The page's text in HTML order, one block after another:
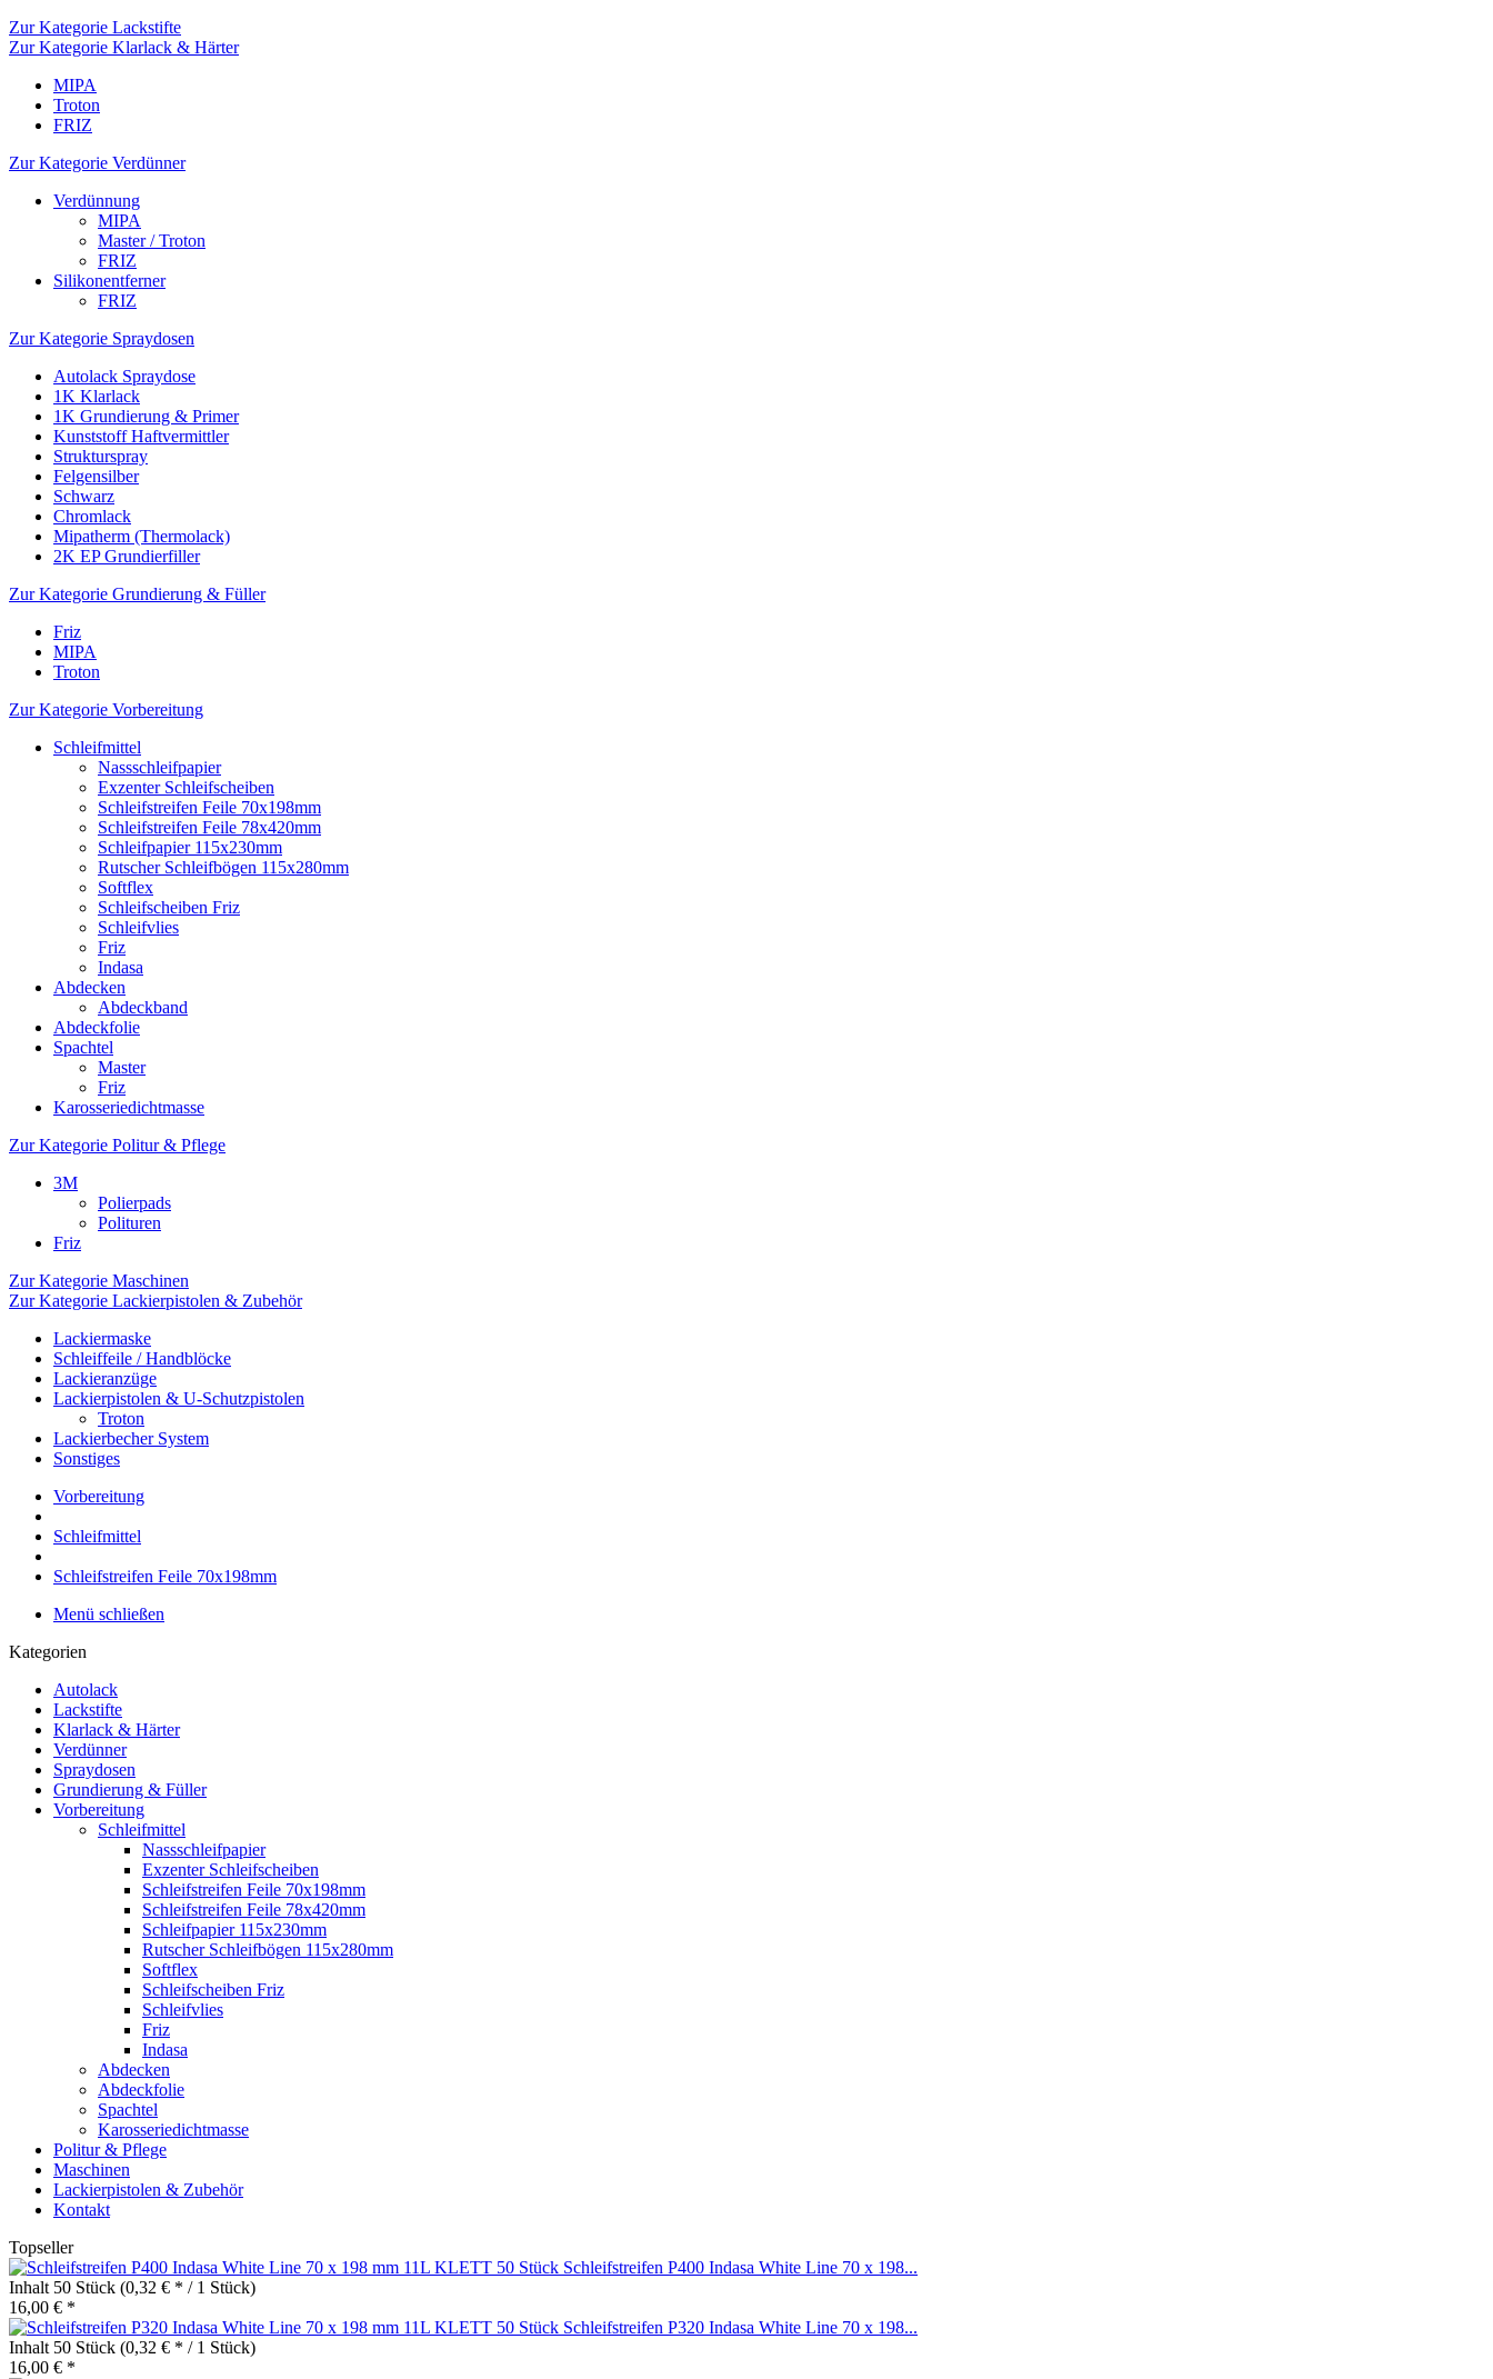
Zur Kategorie Lackstifte
Zur Kategorie Klarlack & Härter
MIPA
Troton
FRIZ
Zur Kategorie Verdünner
Verdünnung
MIPA
Master / Troton
FRIZ
Silikonentferner
FRIZ
Zur Kategorie Spraydosen
Autolack Spraydose
1K Klarlack
1K Grundierung & Primer
Kunststoff Haftvermittler
Strukturspray
Felgensilber
Schwarz
Chromlack
Mipatherm (Thermolack)
2K EP Grundierfiller
Zur Kategorie Grundierung & Füller
Friz
MIPA
Troton
Zur Kategorie Vorbereitung
Schleifmittel
Nassschleifpapier
Exzenter Schleifscheiben
Schleifstreifen Feile 70x198mm
Schleifstreifen Feile 78x420mm
Schleifpapier 115x230mm
Rutscher Schleifbögen 115x280mm
Softflex
Schleifscheiben Friz
Schleifvlies
Friz
Indasa
Abdecken
Abdeckband
Abdeckfolie
Spachtel
Master
Friz
Karosseriedichtmasse
Zur Kategorie Politur & Pflege
3M
Polierpads
Polituren
Friz
Zur Kategorie Maschinen
Zur Kategorie Lackierpistolen & Zubehör
Lackiermaske
Schleiffeile / Handblöcke
Lackieranzüge
Lackierpistolen & U-Schutzpistolen
Troton
Lackierbecher System
Sonstiges
Vorbereitung
Schleifmittel
Schleifstreifen Feile 70x198mm
Menü schließen
Kategorien
Autolack
Lackstifte
Klarlack & Härter
Verdünner
Spraydosen
Grundierung & Füller
Vorbereitung
Schleifmittel
Nassschleifpapier
Exzenter Schleifscheiben
Schleifstreifen Feile 70x198mm
Schleifstreifen Feile 78x420mm
Schleifpapier 115x230mm
Rutscher Schleifbögen 115x280mm
Softflex
Schleifscheiben Friz
Schleifvlies
Friz
Indasa
Abdecken
Abdeckfolie
Spachtel
Karosseriedichtmasse
Politur & Pflege
Maschinen
Lackierpistolen & Zubehör
Kontakt
Topseller
Schleifstreifen P400 Indasa White Line 70 x 198...
Inhalt 50 Stück (0,32 € * / 1 Stück)
16,00 € *
Schleifstreifen P320 Indasa White Line 70 x 198...
Inhalt 50 Stück (0,32 € * / 1 Stück)
16,00 € *